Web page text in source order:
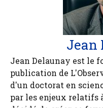
Jean
Jean Delaunay est le
publication de
d'un doctorat en
par les enjeux relatifs